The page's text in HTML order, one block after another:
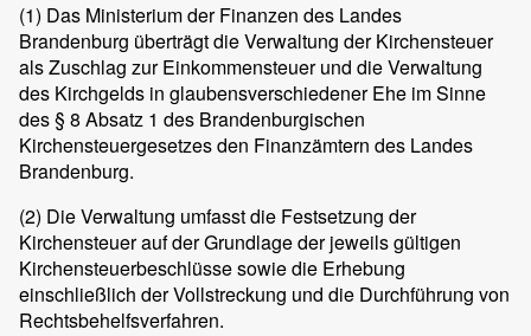
(1) Das Ministerium der Finanzen des Landes
Brandenburg überträgt die Verwaltung der Kirchensteuer
als Zuschlag zur Einkommensteuer und die Verwaltung
des Kirchgelds in glaubensverschiedener Ehe im Sinne
des § 8 Absatz 1 des Brandenburgischen
Kirchensteuergesetzes den Finanzämtern des Landes
Brandenburg.
(2) Die Verwaltung umfasst die Festsetzung der
Kirchensteuer auf der Grundlage der jeweils gültigen
Kirchensteuerbeschlüsse sowie die Erhebung
einschließlich der Vollstreckung und die Durchführung von
Rechtsbehelfsverfahren.